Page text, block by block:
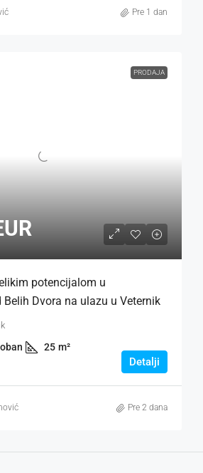
Pre 1 dan
PRODAJA
potencijalom u
Dvora na ulazu u Veternik
25 m²
Detalji
Pre 2 dana